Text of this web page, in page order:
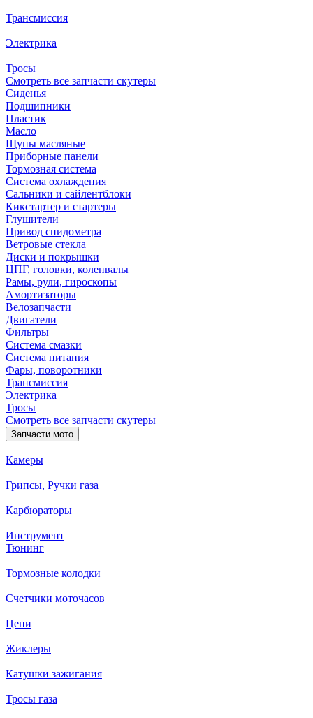
Трансмиссия
Электрика
Тросы
Смотреть все запчасти скутеры
Сиденья
Подшипники
Пластик
Масло
Щупы масляные
Приборные панели
Тормозная система
Система охлаждения
Сальники и сайлентблоки
Кикстартер и стартеры
Глушители
Привод спидометра
Ветровые стекла
Диски и покрышки
ЦПГ, головки, коленвалы
Рамы, рули, гироскопы
Амортизаторы
Велозапчасти
Двигатели
Фильтры
Система смазки
Система питания
Фары, поворотники
Трансмиссия
Электрика
Тросы
Смотреть все запчасти скутеры
Запчасти мото
Камеры
Грипсы, Ручки газа
Карбюраторы
Инструмент
Тюнинг
Тормозные колодки
Счетчики моточасов
Цепи
Жиклеры
Катушки зажигания
Тросы газа